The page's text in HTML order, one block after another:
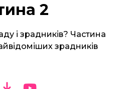
2
і зрадників? Частина
зрадників